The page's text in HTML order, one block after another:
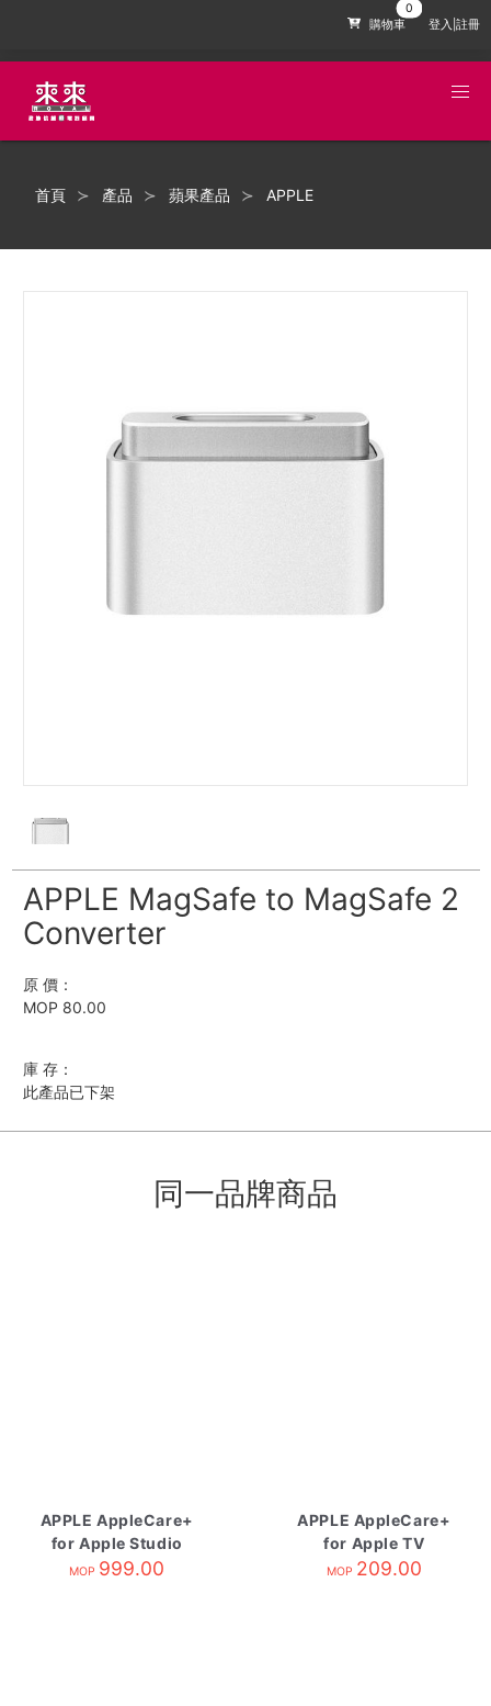
購物車 登入|註冊
首頁 產品 蘋果產品 APPLE
APPLE MagSafe to MagSafe 2
Converter
原 價：
MOP 80.00
庫 存：
此產品已下架
同一品牌商品
APPLE AppleCare+
for Apple Studio
Display
MOP 999.00
APPLE AppleCare+
for Apple TV
MOP 209.00